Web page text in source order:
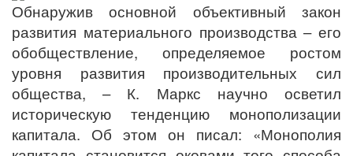
Обнаружив основной объективный закон
развития материального производства – его
обобществление, определяемое ростом
уровня развития производительных сил
общества, – К. Маркс научно осветил
историческую тенденцию монополизации
капитала. Об этом он писал: «Монополия